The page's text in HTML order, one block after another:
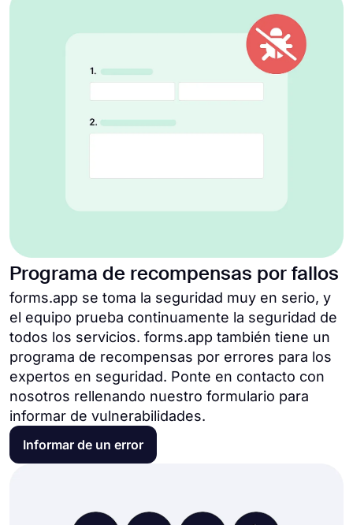
Programa de recompensas por fallos
forms.app se toma la seguridad muy en serio, y
el equipo prueba continuamente la seguridad de
todos los servicios. forms.app también tiene un
programa de recompensas por errores para los
expertos en seguridad. Ponte en contacto con
nosotros rellenando nuestro formulario para
informar de vulnerabilidades.
Informar de un error